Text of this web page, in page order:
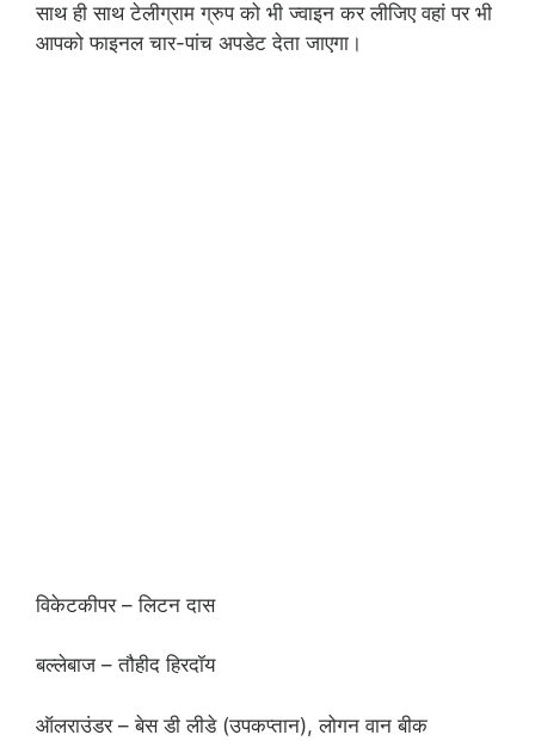
साथ ही साथ टेलीग्राम ग्रुप को भी ज्वाइन कर लीजिए वहां पर भी
आपको फाइनल चार-पांच अपडेट देता जाएगा।
विकेटकीपर – लिटन दास
बल्लेबाज – तौहीद हिरदॉय
ऑलराउंडर – बेस डी लीडे (उपकप्तान), लोगन वान बीक